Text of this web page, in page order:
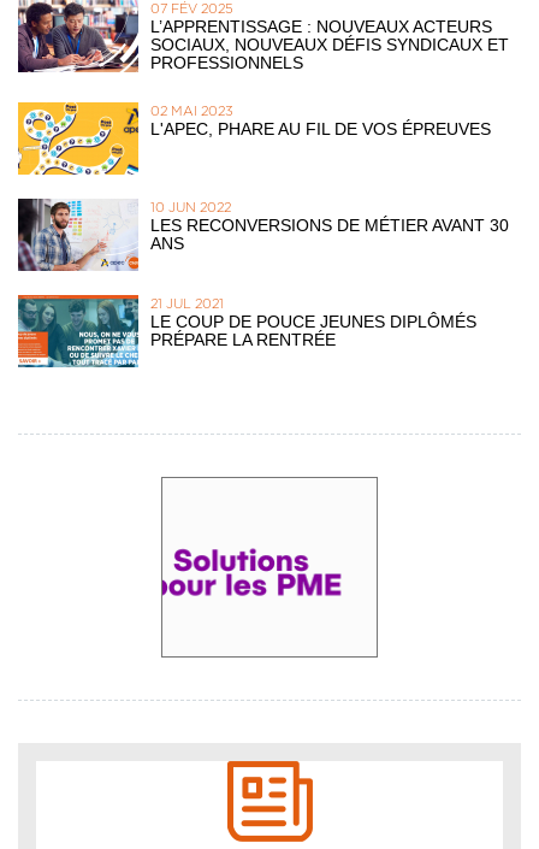
07 FÉV 2025
L’APPRENTISSAGE : NOUVEAUX ACTEURS
SOCIAUX, NOUVEAUX DÉFIS SYNDICAUX ET
PROFESSIONNELS
02 MAI 2023
L'APEC, PHARE AU FIL DE VOS ÉPREUVES
10 JUN 2022
LES RECONVERSIONS DE MÉTIER AVANT 30
ANS
21 JUL 2021
LE COUP DE POUCE JEUNES DIPLÔMÉS
PRÉPARE LA RENTRÉE